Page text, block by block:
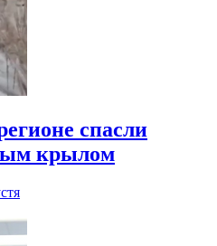
спасли
крылом